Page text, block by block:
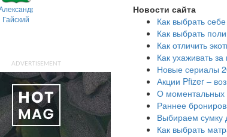
Гайский
ADVERTISEMENT
Новости сайта
Как выбрать
Как выбрать
Как отличить
Как ухаживать
Новые сериалы
Акции Pfizer –
О моментальных
Раннее
Выбираем сумку
Как выбрать